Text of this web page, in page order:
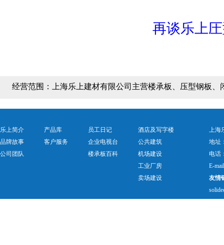
再谈乐上
经营范围： 上海乐上建材有限公司主营楼承板、压型钢板
乐上简介
品牌故事
公司团队
产品库
客户服务
员工日记
企业电视台
楼承板百科
酒店及写字楼
公共建筑
机场建设
工业厂房
卖场建设
上海
地址
电话
E-
友情